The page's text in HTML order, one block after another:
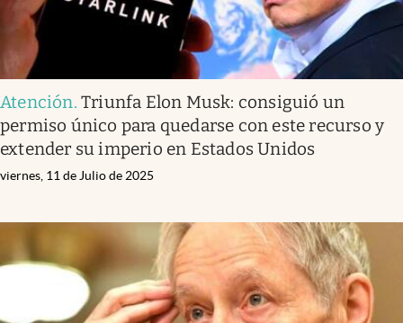
Atención.Triunfa Elon Musk: consiguió un
permiso único para quedarse con este recurso y
extender su imperio en Estados Unidos
viernes, 11 de Julio de 2025